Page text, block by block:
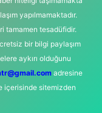
yapılmamaktadır.
tamamen tesadüfidir.
bir bilgi paylaşım
aykırı olduğunu
adresine
içerisinde sitemizden